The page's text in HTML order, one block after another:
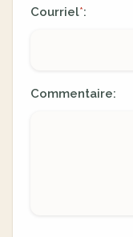
Courriel*:
Commentaire: